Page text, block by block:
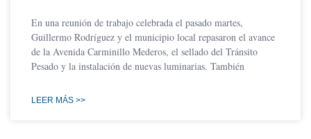
En una reunión de trabajo celebrada el pasado martes,
Guillermo Rodríguez y el municipio local repasaron el avance
de la Avenida Carminillo Mederos, el sellado del Tránsito
Pesado y la instalación de nuevas luminarias. También
LEER MÁS >>